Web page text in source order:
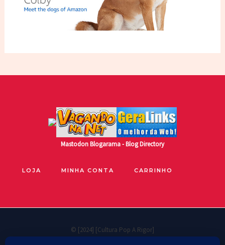
MastodonBlogarama - Blog Directory
LOJA MINHA CONTA CARRINHO
© [2024] [Cultura Pop A Rigor]